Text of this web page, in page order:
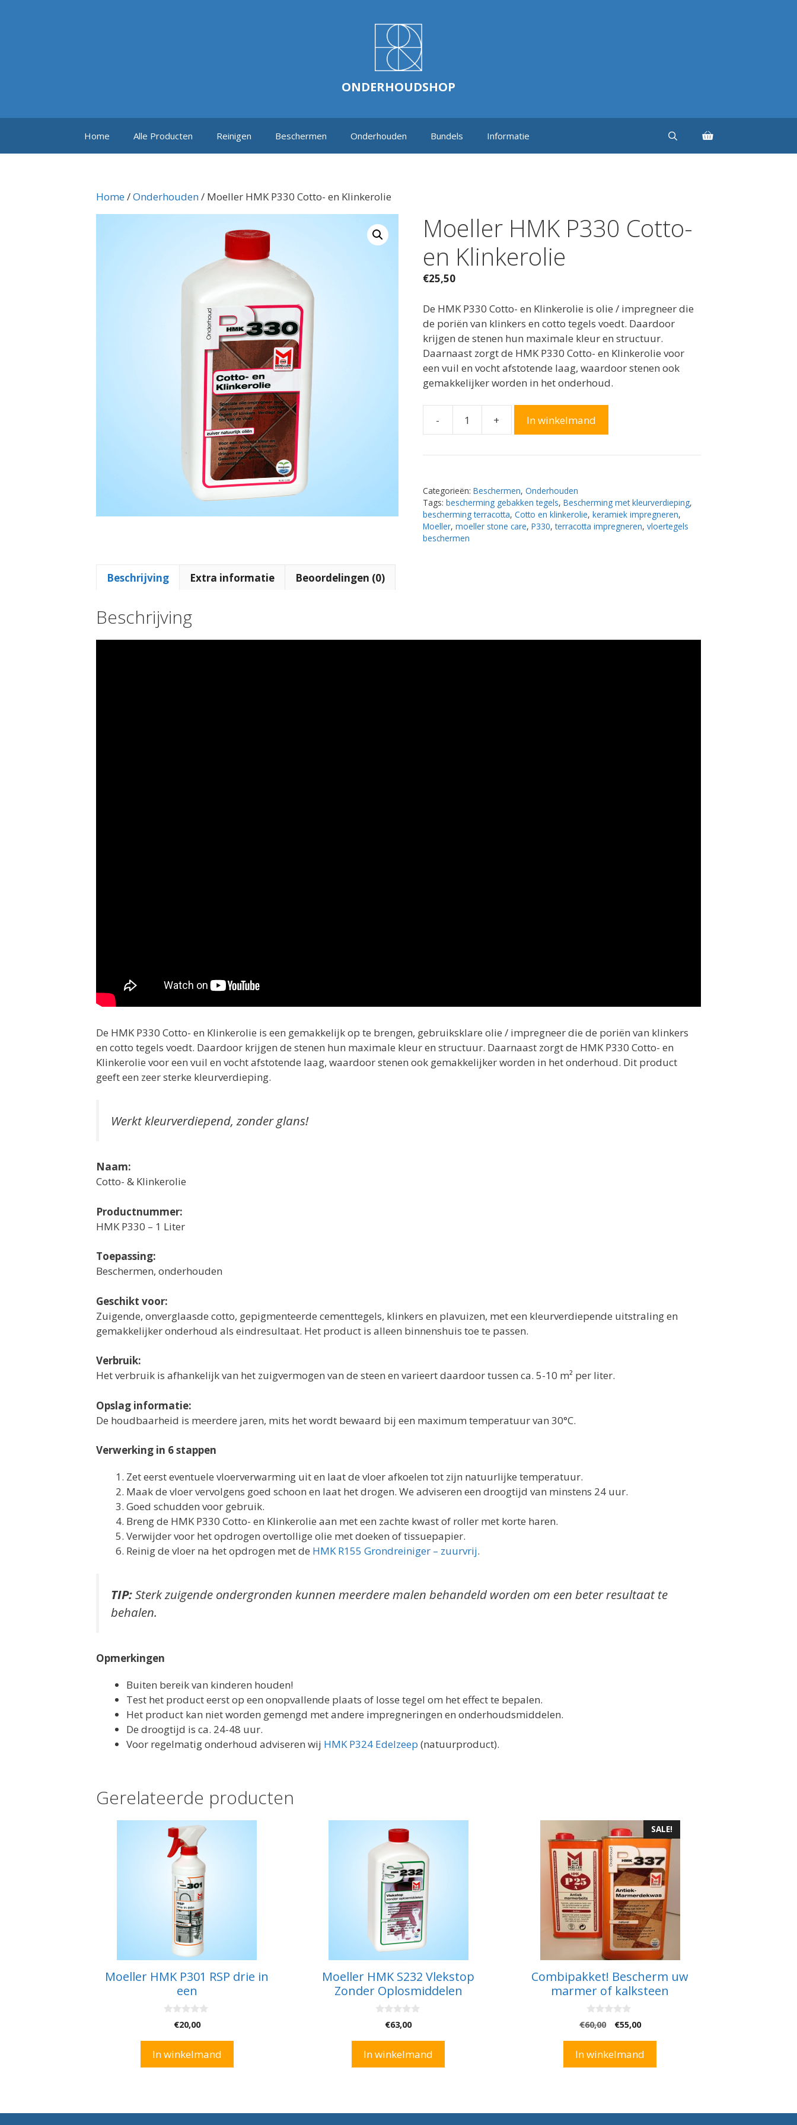
ONDERHOUDSHOP
Home Alle Producten Reinigen Beschermen Onderhouden Bundels Informatie
Home/Onderhouden/ Moeller HMK P330 Cotto- en Klinkerolie
Moeller HMK P330 Cotto-
en Klinkerolie
€25,50
De HMK P330 Cotto- en Klinkerolie is olie / impregneer die
de poriën van klinkers en cotto tegels voedt. Daardoor
krijgen de stenen hun maximale kleur en structuur.
Daarnaast zorgt de HMK P330 Cotto- en Klinkerolie voor
een vuil en vocht afstotende laag, waardoor stenen ook
gemakkelijker worden in het onderhoud.
-
Moeller
P330
en
Klinkerolie
aantal
+ In winkelmand
Categorieën: Beschermen, Onderhouden
Tags: bescherming gebakken tegels, Bescherming met kleurverdieping,
bescherming terracotta, Cotto en klinkerolie, keramiek impregneren,
Moeller, moeller stone care, P330,terracotta impregneren, vloertegels
beschermen
Beschrijving Extra informatie Beoordelingen (0)
Beschrijving
De HMK P330 Cotto- en Klinkerolie is een gemakkelijk op te brengen, gebruiksklare olie / impregneer die de poriën van klinkers
en cotto tegels voedt. Daardoor krijgen de stenen hun maximale kleur en structuur. Daarnaast zorgt de HMK P330 Cotto- en
Klinkerolie voor een vuil en vocht afstotende laag, waardoor stenen ook gemakkelijker worden in het onderhoud. Dit product
geeft een zeer sterke kleurverdieping.
Werkt kleurverdiepend, zonder glans!
Naam:
Cotto- & Klinkerolie
Productnummer:
HMK P330 – 1 Liter
Toepassing:
Beschermen, onderhouden
Geschikt voor:
Zuigende, onverglaasde cotto, gepigmenteerde cementtegels, klinkers en plavuizen, met een kleurverdiepende uitstraling en
gemakkelijker onderhoud als eindresultaat. Het product is alleen binnenshuis toe te passen.
Verbruik:
Het verbruik is afhankelijk van het zuigvermogen van de steen en varieert daardoor tussen ca. 5-10 m² per liter.
Opslag informatie:
De houdbaarheid is meerdere jaren, mits het wordt bewaard bij een maximum temperatuur van 30°C.
Verwerking in 6 stappen
Zet eerst eventuele vloerverwarming uit en laat de vloer afkoelen tot zijn natuurlijke temperatuur.
Maak de vloer vervolgens goed schoon en laat het drogen. We adviseren een droogtijd van minstens 24 uur.
Goed schudden voor gebruik.
Breng de HMK P330 Cotto- en Klinkerolie aan met een zachte kwast of roller met korte haren.
Verwijder voor het opdrogen overtollige olie met doeken of tissuepapier.
Reinig de vloer na het opdrogen met de HMK R155 Grondreiniger – zuurvrij.
TIP:Sterk zuigende ondergronden kunnen meerdere malen behandeld worden om een beter resultaat te
behalen.
Opmerkingen
Buiten bereik van kinderen houden!
Test het product eerst op een onopvallende plaats of losse tegel om het effect te bepalen.
Het product kan niet worden gemengd met andere impregneringen en onderhoudsmiddelen.
De droogtijd is ca. 24-48 uur.
Voor regelmatig onderhoud adviseren wij HMK P324 Edelzeep (natuurproduct).
Gerelateerde producten
Moeller HMK P301 RSP drie in
een
5
€20,00
In winkelmand
Moeller HMK S232 Vlekstop
Zonder Oplosmiddelen
5
€63,00
In winkelmand
SALE!
Combipakket! Bescherm uw
marmer of kalksteen
0
v
5
€60,00
Oorspronkelijke
was:
€60,00.
€55,00Huidige
is:
€55,00.
In winkelmand